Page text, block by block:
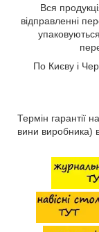
Вся
відправленні
По Києву і
Термін гарантії
вини виробника)